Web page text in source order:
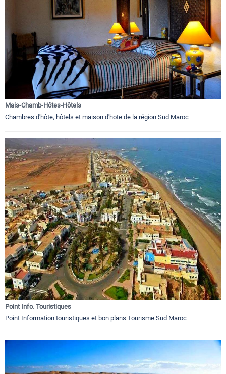
Mais-Chamb-Hôtes-Hôtels
Chambres d'hôte, hôtels et maison d'hote de la région Sud Maroc
Point Info. Touristiques
Point Information touristiques et bon plans Tourisme Sud Maroc